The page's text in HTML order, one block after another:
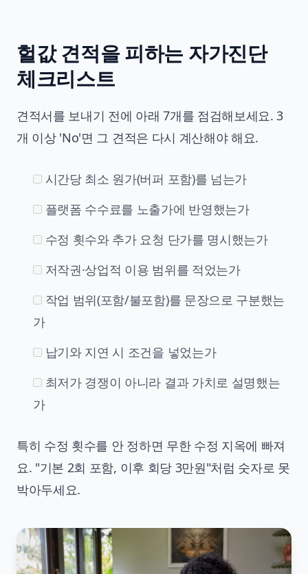
헐값 견적을 피하는 자가진단
체크리스트
견적서를 보내기 전에 아래 7개를 점검해보세요. 3
개 이상 'No'면 그 견적은 다시 계산해야 해요.
시간당 최소 원가(버퍼 포함)를 넘는가
플랫폼 수수료를 노출가에 반영했는가
수정 횟수와 추가 요청 단가를 명시했는가
저작권·상업적 이용 범위를 적었는가
작업 범위(포함/불포함)를 문장으로 구분했는
가
납기와 지연 시 조건을 넣었는가
최저가 경쟁이 아니라 결과 가치로 설명했는
가
특히 수정 횟수를 안 정하면 무한 수정 지옥에 빠져
요. "기본 2회 포함, 이후 회당 3만원"처럼 숫자로 못
박아두세요.